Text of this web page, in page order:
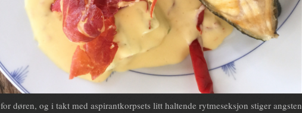
døren, og i takt med aspirantkorpsets litt haltende rytmeseksjon stiger angsten